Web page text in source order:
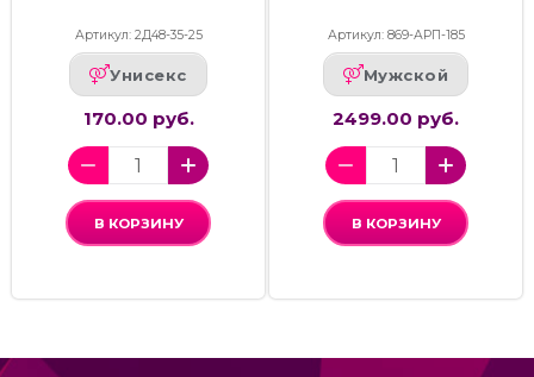
Артикул: 2Д48-35-25
Унисекс
170.00 руб.
В КОРЗИНУ
Артикул: 869-АРП-185
Мужской
2499.00 руб.
В КОРЗИНУ